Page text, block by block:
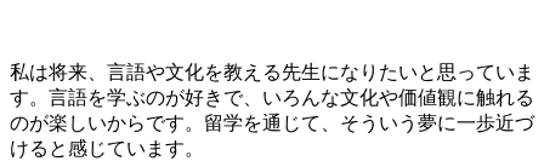
私は将来、言語や文化を教える先生になりたいと思っていま
す。言語を学ぶのが好きで、いろんな文化や価値観に触れる
のが楽しいからです。留学を通じて、そういう夢に一歩近づ
けると感じています。